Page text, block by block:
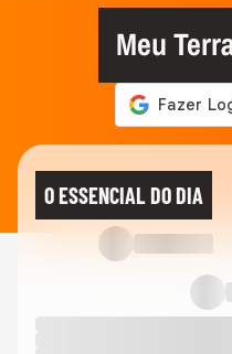
Meu
O ESSENCIAL DO DIA